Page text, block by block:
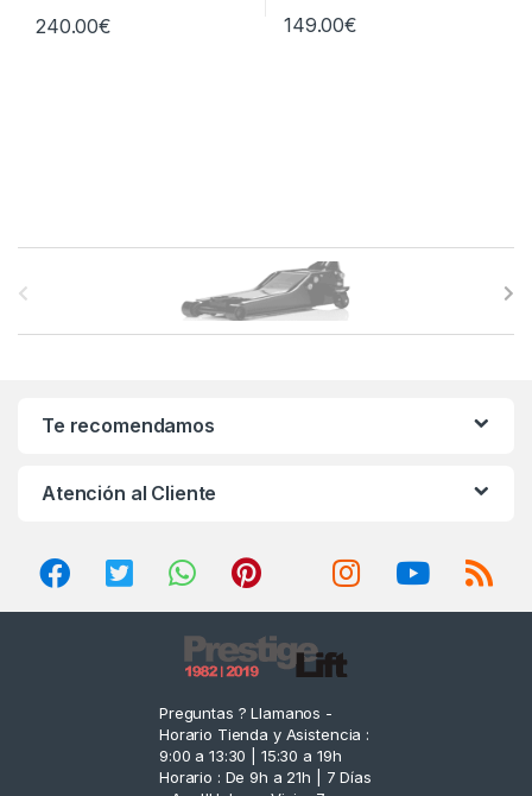
240.00€ 149.00€
Te recomendamos
Atención al Cliente
Preguntas ? Llamanos -
Horario Tienda y Asistencia :
9:00 a 13:30 | 15:30 a 19h
Horario : De 9h a 21h | 7 Días